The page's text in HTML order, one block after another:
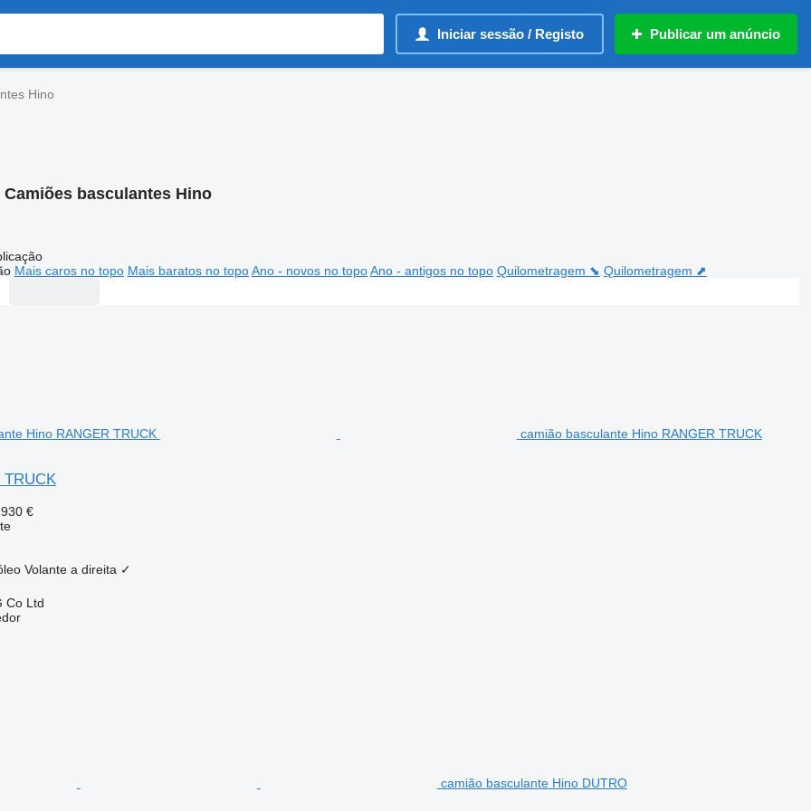
Iniciar sessão / Registo Publicar um anúncio
Hino
Camiões basculantes Hino
Mais caros no topo Mais baratos no topo Ano - novos no topo Ano - antigos no topo Quilometragem ⬊ Quilometragem ⬈
camião basculante Hino RANGER TRUCK
TRUCK
€
Volante a direita ✓
Co Ltd
camião basculante Hino DUTRO